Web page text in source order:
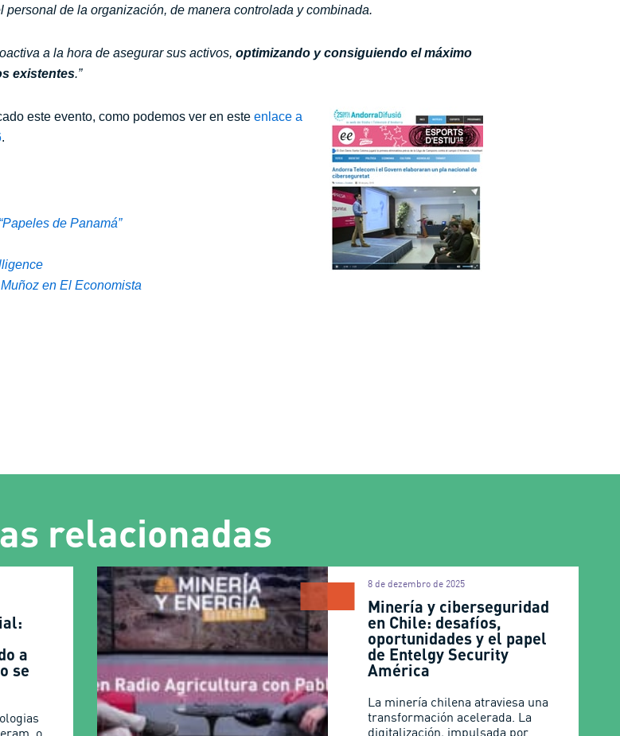
de la organización, de manera controlada y combinada.
a la hora de asegurar sus activos, optimizando y consiguiendo el máximo
existentes.”
este evento, como podemos ver en este enlace a
.
Papeles de Panamá”
en El Economista
relacionadas
a
se
o
Minería y ciberseguridad
en Chile: desafíos,
oportunidades y el papel
de Entelgy Security
América
8 de dezembro de 2025
La minería chilena atraviesa una
transformación acelerada. La
digitalización, impulsada por